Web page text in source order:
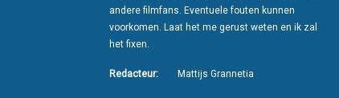
andere filmfans. Eventuele fouten kunnen
voorkomen. Laat het me gerust weten en ik zal
het fixen.
Redacteur: Mattijs Grannetia